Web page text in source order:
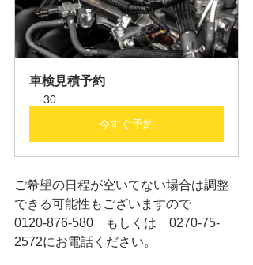
車検見積予約
30
今すぐ予約
ご希望の日程が空いてない場合は調整
できる可能性もございますので
0120-876-580　もしくは　0270-75-
2572にお電話ください。